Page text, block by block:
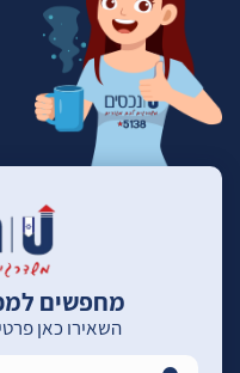
מחפשים
השאירו כאן